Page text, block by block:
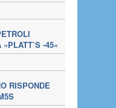
-45»
RISPONDE